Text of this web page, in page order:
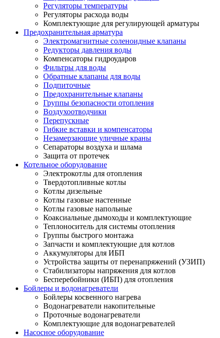
Регуляторы температуры
Регуляторы расхода воды
Комплектующие для регулирующей арматуры
Предохранительная арматура
Электромагнитные соленоидные клапаны
Редукторы давления воды
Компенсаторы гидроударов
Фильтры для воды
Обратные клапаны для воды
Подпиточные
Предохранительные клапаны
Группы безопасности отопления
Воздухоотводчики
Перепускные
Гибкие вставки и компенсаторы
Незамерзающие уличные краны
Сепараторы воздуха и шлама
Защита от протечек
Котельное оборудование
Электрокотлы для отопления
Твердотопливные котлы
Котлы дизельные
Котлы газовые настенные
Котлы газовые напольные
Коаксиальные дымоходы и комплектующие
Теплоноситель для системы отопления
Группы быстрого монтажа
Запчасти и комплектующие для котлов
Аккумуляторы для ИБП
Устройства защиты от перенапряжений (УЗИП)
Стабилизаторы напряжения для котлов
Бесперебойники (ИБП) для отопления
Бойлеры и водонагреватели
Бойлеры косвенного нагрева
Водонагреватели накопительные
Проточные водонагреватели
Комплектующие для водонагревателей
Насосное оборудование